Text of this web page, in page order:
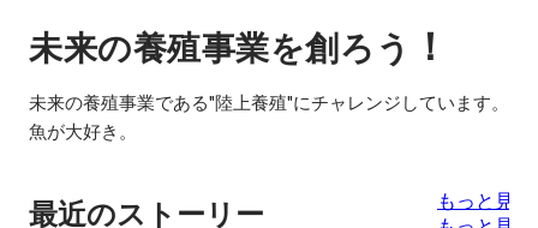
未来の養殖事業を創ろう ！
未来の養殖事業である"陸上養殖"にチャレンジしています。
魚が大好き。
最近のストーリー
もっと見る